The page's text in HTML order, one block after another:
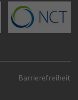
Barrierefreiheit